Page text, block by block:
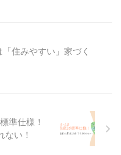
住みやすい」家づく
準仕様！
ない！